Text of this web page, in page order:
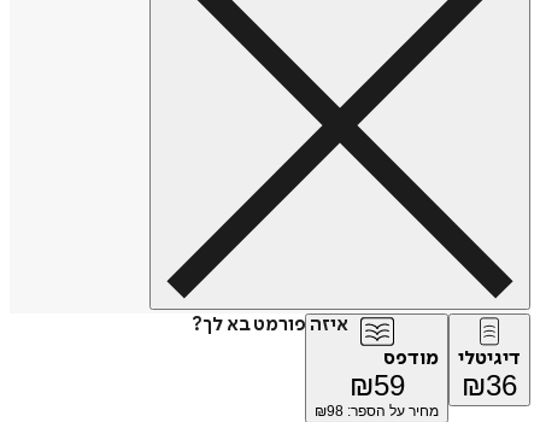
איזה פורמט בא לך?
דיגיטלי
₪36
מודפס
₪59
מחיר על הספר: ₪ 98